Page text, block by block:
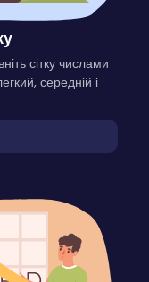
сітку числами
середній і